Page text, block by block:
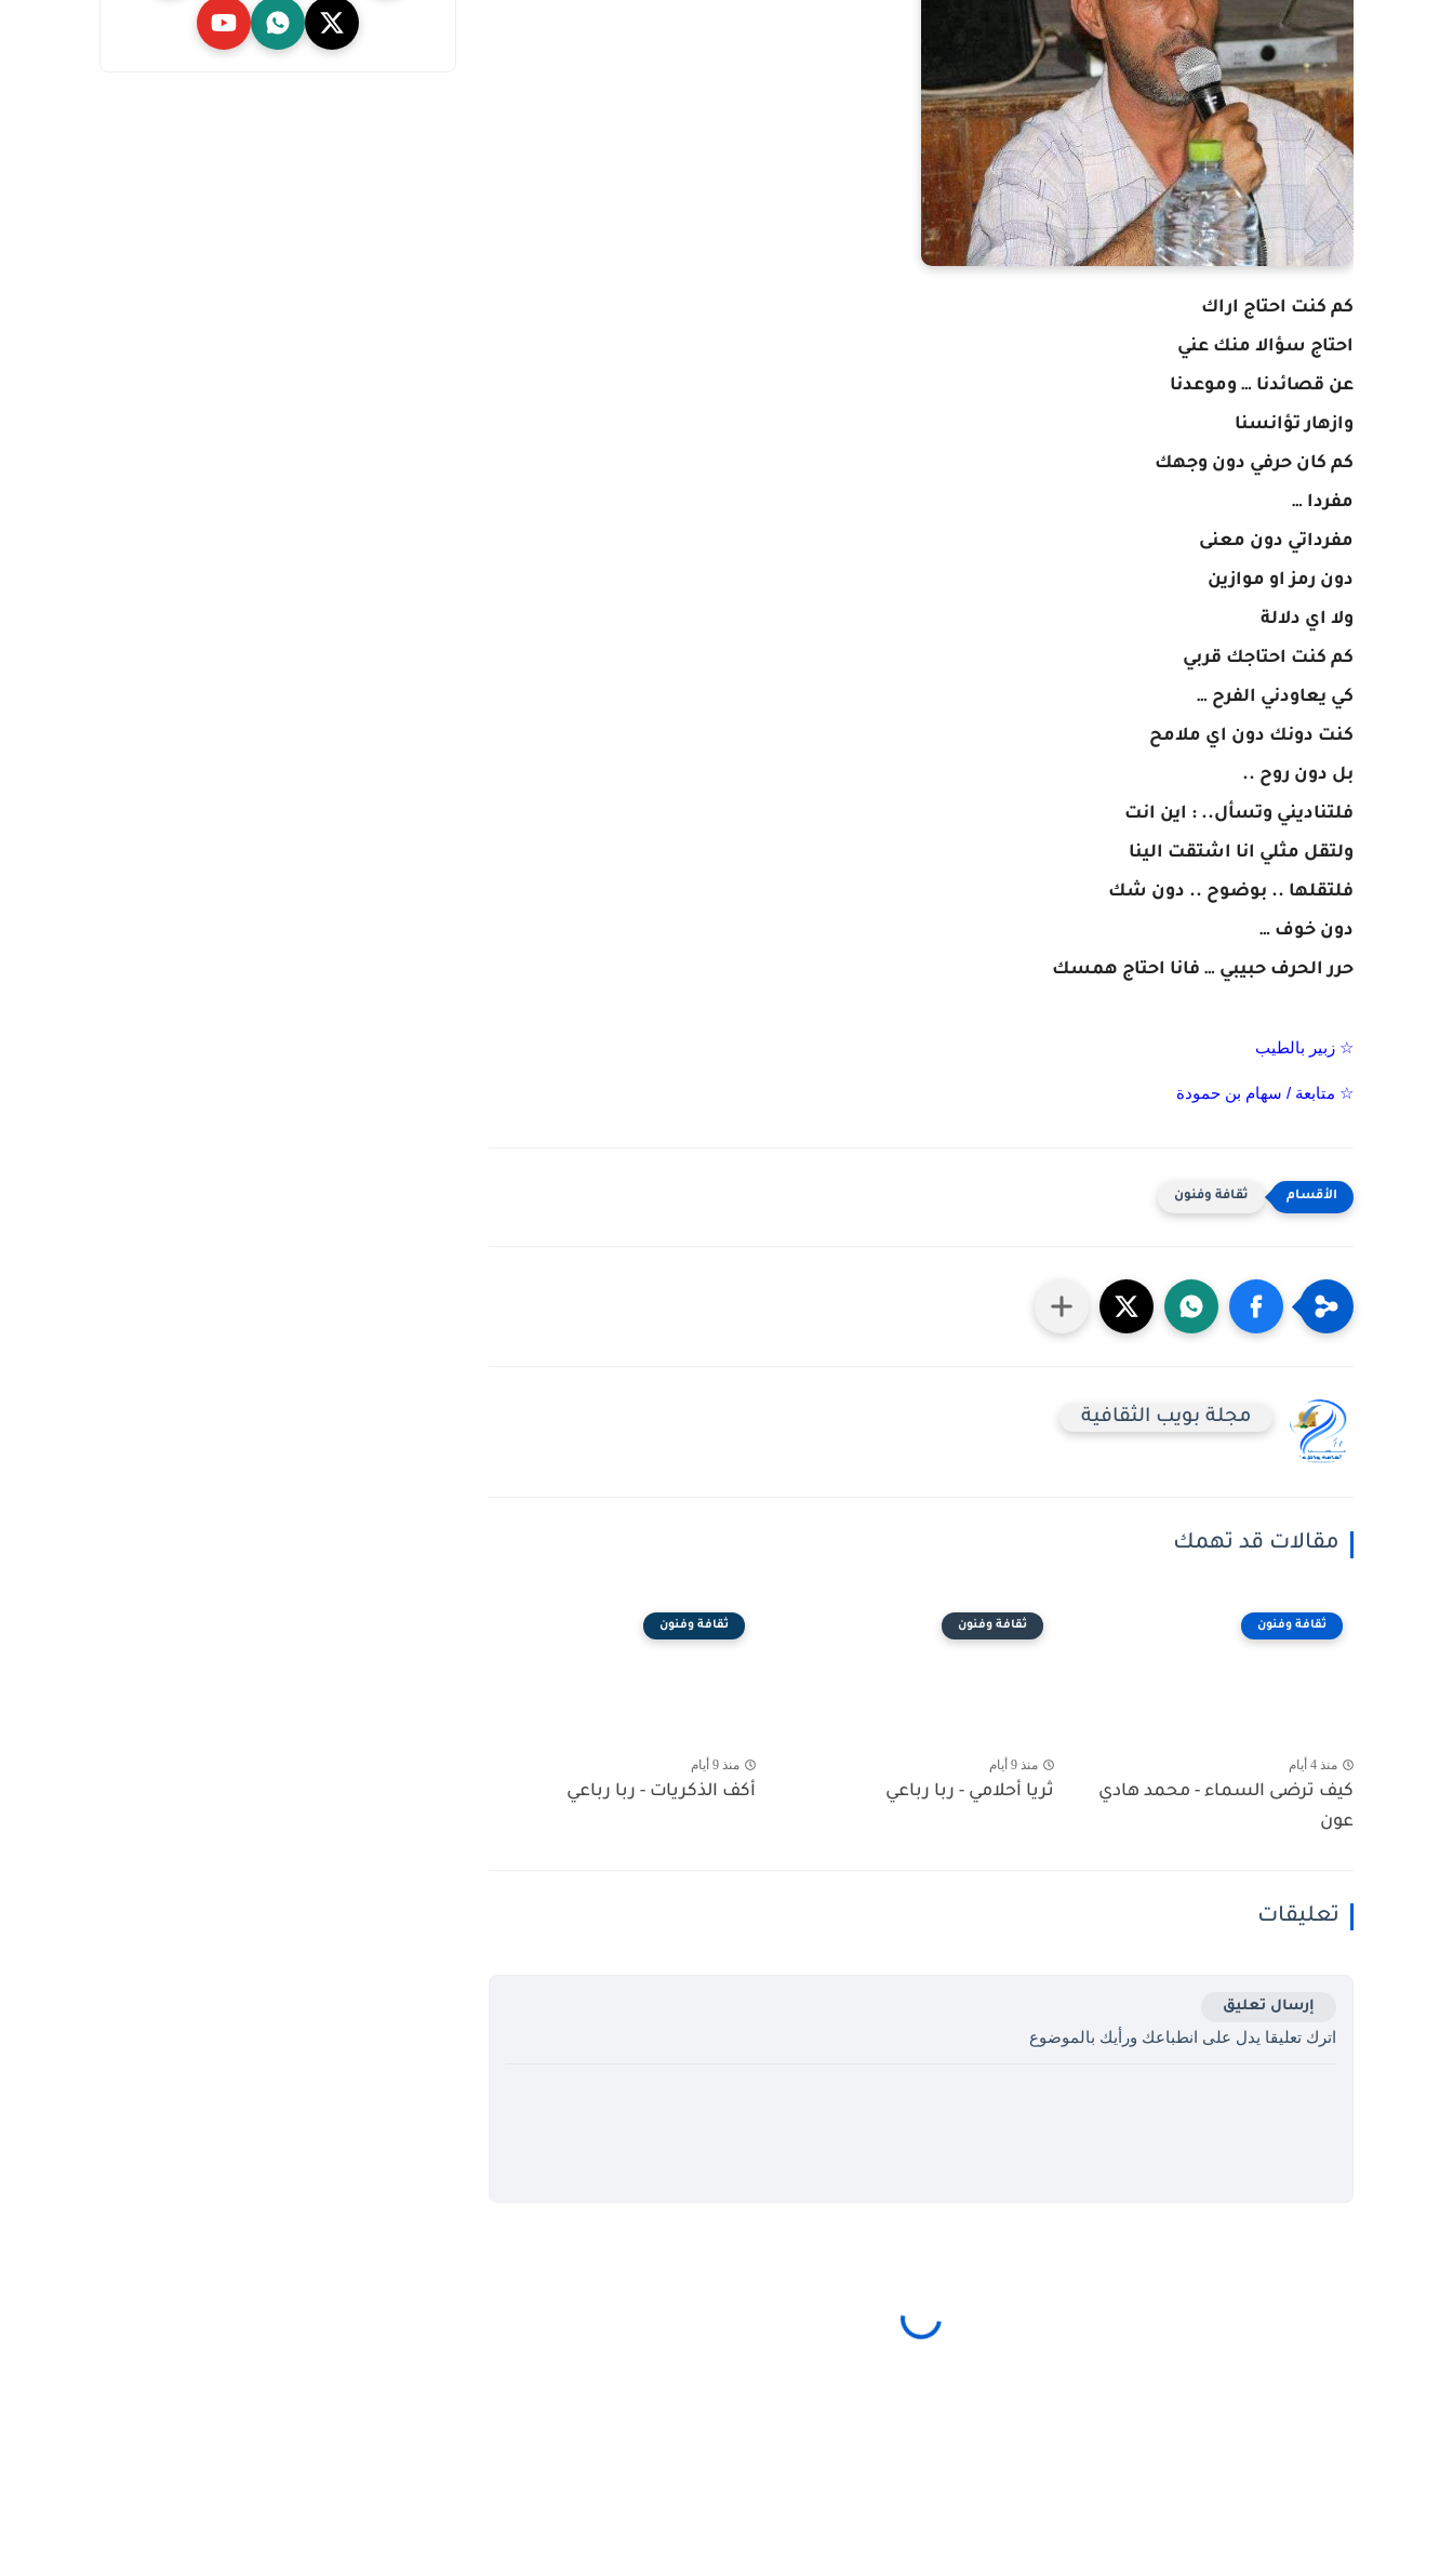
كم كنت احتاج اراك
احتاج سؤالا منك عني
عن قصائدنا … وموعدنا
وازهار تؤانسنا
كم كان حرفي دون وجهك
مفردا …
مفرداتي دون معنى
دون رمز او موازين
ولا اي دلالة
كم كنت احتاجك قربي
كي يعاودني الفرح …
كنت دونك دون اي ملامح
بل دون روح ..
فلتناديني وتسأل.. : اين انت
ولتقل مثلي انا اشتقت الينا
فلتقلها .. بوضوح .. دون شك
دون خوف …
حرر الحرف حبيبي … فانا احتاج همسك
☆ زبير بالطيب
☆ متابعة / سهام بن حمودة
ثقافة وفنون
مجلة بويب الثقافية
مقالات قد تهمك
ثقافة وفنون
منذ 4 أيام
كيف ترضى السماء - محمد هادي
عون
ثقافة وفنون
منذ 9 أيام
ثريا أحلامي - ربا رباعي
ثقافة وفنون
منذ 9 أيام
أكف الذكريات - ربا رباعي
تعليقات
إرسال تعليق
اترك تعليقا يدل على انطباعك ورأيك بالموضوع